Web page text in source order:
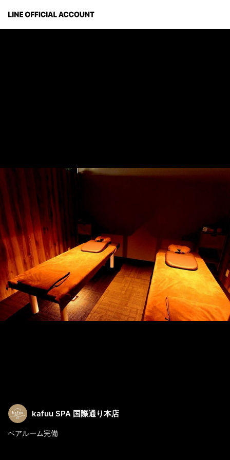
kafuu SPA 国際通り本店
ペアルーム完備